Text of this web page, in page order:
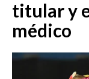
titular y
médico